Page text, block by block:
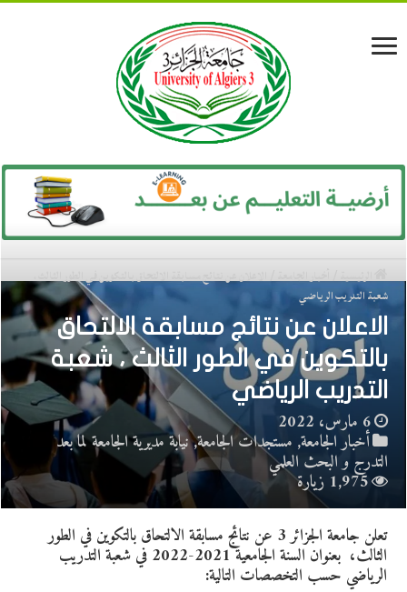
الرئيسية/أخبار الجامعة/الاعلان عن نتائج مسابقة الالتحاق بالتكوين في الطور الثالث ،
شعبة التدريب الرياضي
الاعلان عن نتائج مسابقة الالتحاق
بالتكوين في الطور الثالث ، شعبة
التدريب الرياضي
6 مارس، 2022
أخبار الجامعة, مستجدات الجامعة,نيابة مديرية الجامعة لما بعد
التدرج و البحث العلمي
1,975 زيارة
تعلن جامعة الجزائر 3 عن نتائج مسابقة الالتحاق بالتكوين في الطور
الثالث، بعنوان السنة الجامعية 2021-2022 في شعبة التدريب
الرياضي حسب التخصصات التالية: